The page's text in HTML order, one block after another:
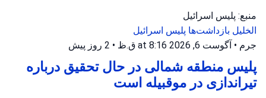
منبع: پلیس اسرائیل
الخلیل بازداشت‌ها پلیس اسرائیل
جرم • آگوست 6, 2026 at 8:16 ق.ظ • 2 روز پیش
پلیس منطقه شمالی در حال تحقیق درباره
تیراندازی در موقبیله است